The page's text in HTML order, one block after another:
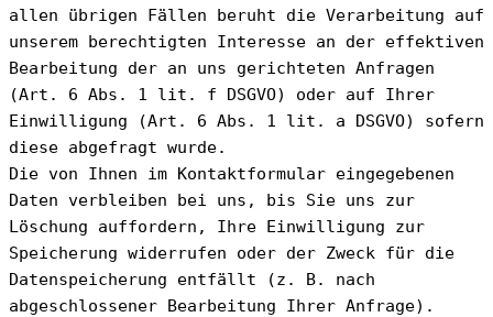
allen übrigen Fällen beruht die Verarbeitung auf
unserem berechtigten Interesse an der effektiven
Bearbeitung der an uns gerichteten Anfragen
(Art. 6 Abs. 1 lit. f DSGVO) oder auf Ihrer
Einwilligung (Art. 6 Abs. 1 lit. a DSGVO) sofern
diese abgefragt wurde.
Die von Ihnen im Kontaktformular eingegebenen
Daten verbleiben bei uns, bis Sie uns zur
Löschung auffordern, Ihre Einwilligung zur
Speicherung widerrufen oder der Zweck für die
Datenspeicherung entfällt (z. B. nach
abgeschlossener Bearbeitung Ihrer Anfrage).